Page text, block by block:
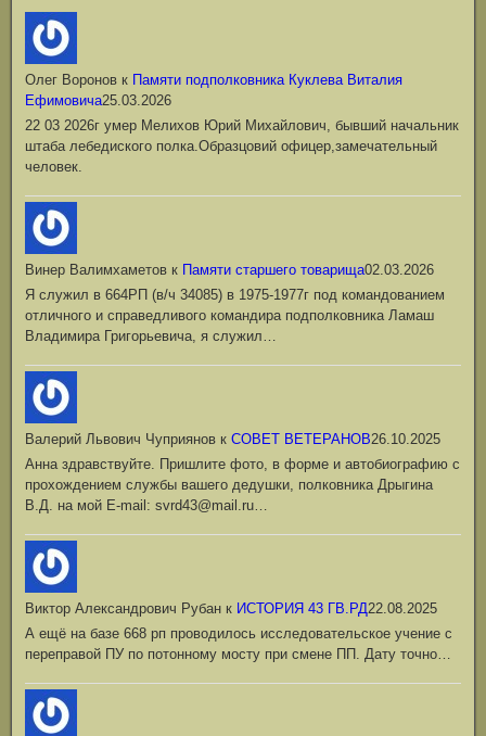
Олег Воронов к Памяти подполковника Куклева Виталия
Ефимовича25.03.2026
22 03 2026г умер Мелихов Юрий Михайлович, бывший начальник
штаба лебедиского полка.Образцовий офицер,замечательный
человек.
Винер Валимхаметов к Памяти старшего товарища02.03.2026
Я служил в 664РП (в/ч 34085) в 1975-1977г под командованием
отличного и справедливого командира подполковника Ламаш
Владимира Григорьевича, я служил…
Валерий Львович Чуприянов к СОВЕТ ВЕТЕРАНОВ26.10.2025
Анна здравствуйте. Пришлите фото, в форме и автобиографию с
прохождением службы вашего дедушки, полковника Дрыгина
В.Д. на мой Е-mail: svrd43@mail.ru…
Виктор Александрович Рубан к ИСТОРИЯ 43 ГВ.РД22.08.2025
А ещё на базе 668 рп проводилось исследовательское учение с
переправой ПУ по потонному мосту при смене ПП. Дату точно…